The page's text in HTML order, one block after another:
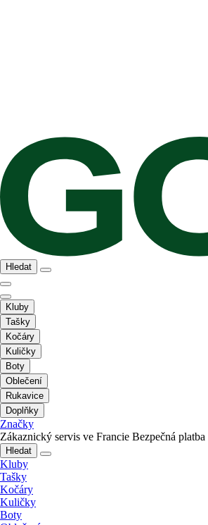
Hledat
Kluby
Tašky
Kočáry
Kuličky
Boty
Oblečení
Rukavice
Doplňky
Značky
Zákaznický servis ve Francie Bezpečná platba
Hledat
Kluby
Tašky
Kočáry
Kuličky
Boty